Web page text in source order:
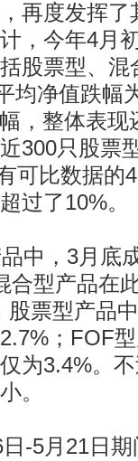
再度发挥了
，今年4月
股票型、
均净值跌幅
，整体表现
300只股票
可比数据的
过了10%。
，3月底
合型产品在
票型产品
；FOF
为3.4%。
。
-5月21日